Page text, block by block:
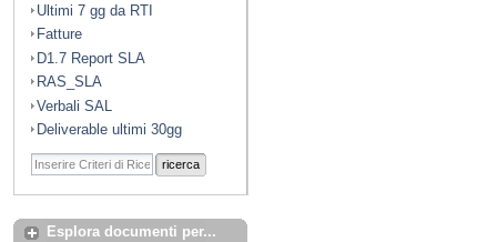
Ultimi 7 gg da RTI
Fatture
D1.7 Report SLA
RAS_SLA
Verbali SAL
Deliverable ultimi 30gg
ricerca
Esplora documenti per...